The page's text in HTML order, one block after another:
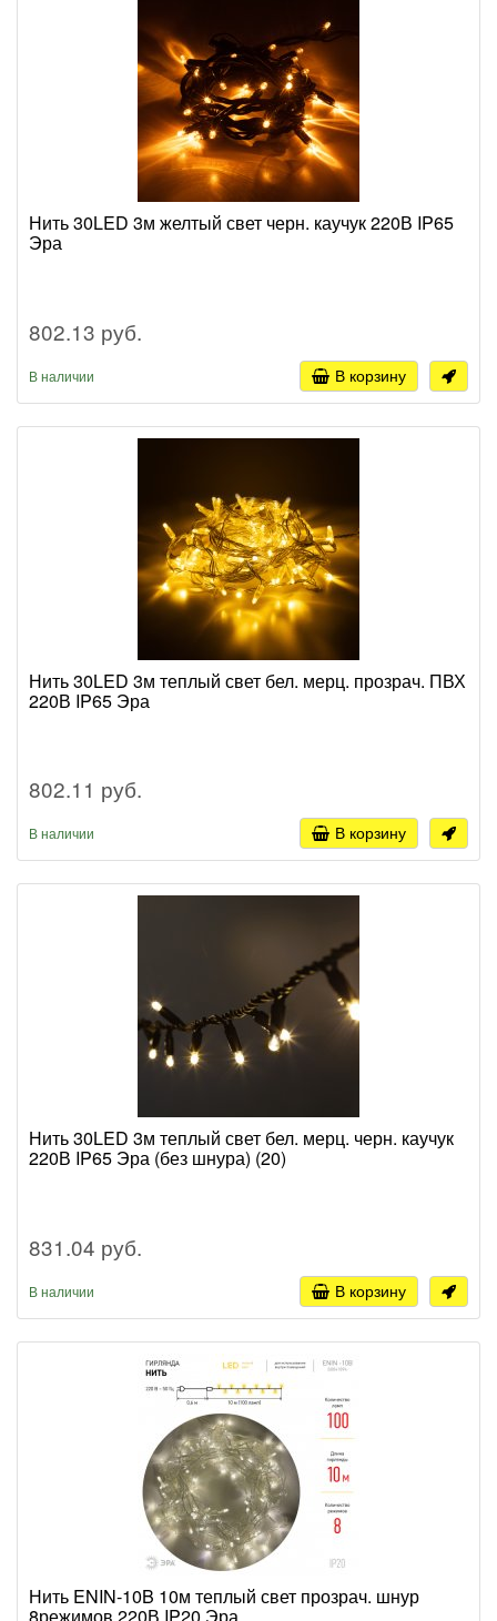
Нить 30LED 3м желтый свет черн. каучук 220В IP65
Эра
802.13 руб.
В наличии В корзину
Нить 30LED 3м теплый свет бел. мерц. прозрач. ПВХ
220В IP65 Эра
802.11 руб.
В наличии В корзину
Нить 30LED 3м теплый свет бел. мерц. черн. каучук
220В IP65 Эра (без шнура) (20)
831.04 руб.
В наличии В корзину
Нить ENIN-10B 10м теплый свет прозрач. шнур